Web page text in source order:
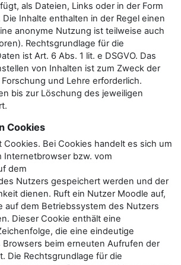
als Dateien, Links oder in der Form
Inhalte enthalten in der Regel einen
anonyme Nutzung ist teilweise auch
Rechtsgrundlage für die
ist Art. 6 Abs. 1 lit. e DSGVO. Das
von Inhalten ist zum Zweck der
und Lehre erforderlich.
bis zur Löschung des jeweiligen
Cookies
Bei Cookies handelt es sich um
Internetbrowser bzw. vom
dem
Nutzers gespeichert werden und der
dienen. Ruft ein Nutzer Moodle auf,
auf dem Betriebssystem des Nutzers
Dieser Cookie enthält eine
die eine eindeutige
beim erneuten Aufrufen der
Die Rechtsgrundlage für die